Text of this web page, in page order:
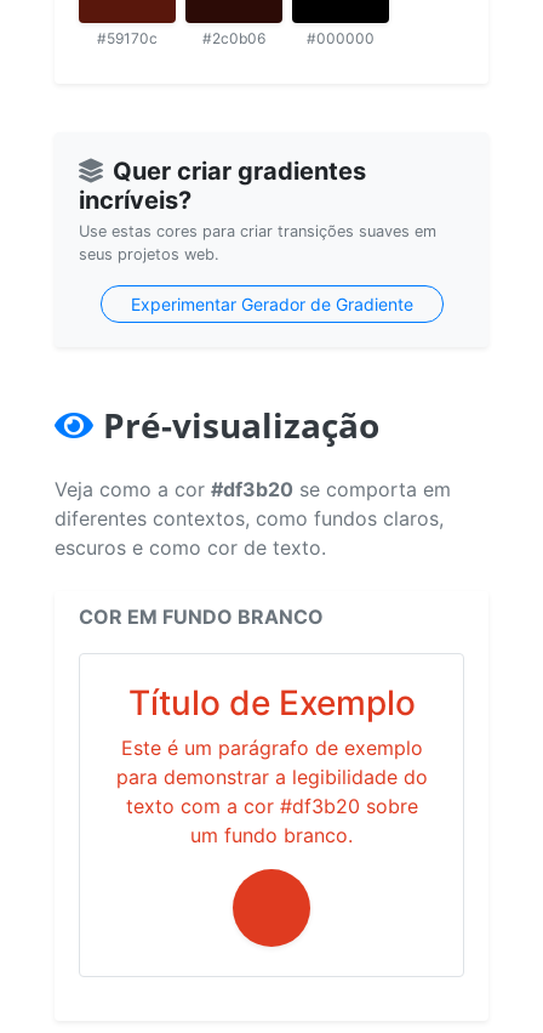
#59170c #2c0b06 #000000
Quer criar gradientes
incríveis?
Use estas cores para criar transições suaves em
seus projetos web.
Experimentar Gerador de Gradiente
Pré-visualização
Veja como a cor #df3b20 se comporta em
diferentes contextos, como fundos claros,
escuros e como cor de texto.
COR EM FUNDO BRANCO
Título de Exemplo
Este é um parágrafo de exemplo
para demonstrar a legibilidade do
texto com a cor #df3b20 sobre
um fundo branco.